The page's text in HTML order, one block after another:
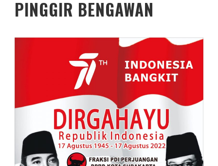
PINGGIR BENGAWAN